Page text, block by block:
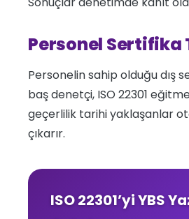
Personel Sertifika
Personelin sahip olduğu dış
baş denetçi, ISO 22301
geçerlilik tarihi yaklaşanlar
çıkarır.
ISO 22301’yi YBS